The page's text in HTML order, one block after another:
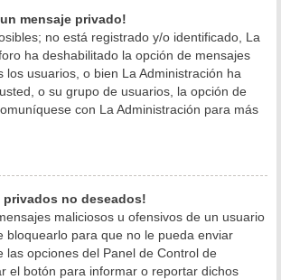
mensaje privado!
no está registrado y/o identificado, La
ha deshabilitado la opción de mensajes
los usuarios, o bien La Administración ha
o su grupo de usuarios, la opción de
con La Administración para más
privados no deseados!
maliciosos u ofensivos de un usuario
bloquearlo para que no le pueda enviar
las opciones del Panel de Control de
el botón para informar o reportar dichos